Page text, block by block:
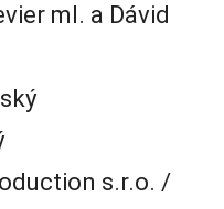
ml. a Dávid
s.r.o. /